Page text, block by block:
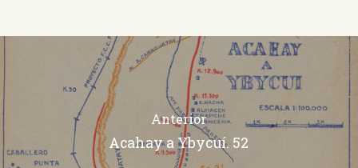
Anterior
Acahay a Ybycuí. 52